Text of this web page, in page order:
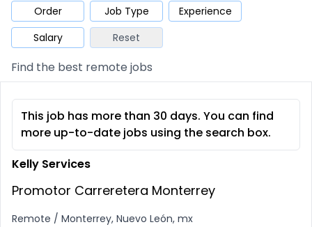
Mobile Cloud
Database QA Security
Architect Product Marketing Support
Order Job Type
Experience
Salary
Reset
Find the best remote jobs
This job has more than 30 days. You can find
more up-to-date jobs using the search box.
Kelly Services
Promotor Carreretera Monterrey
Remote / Monterrey, Nuevo León, mx